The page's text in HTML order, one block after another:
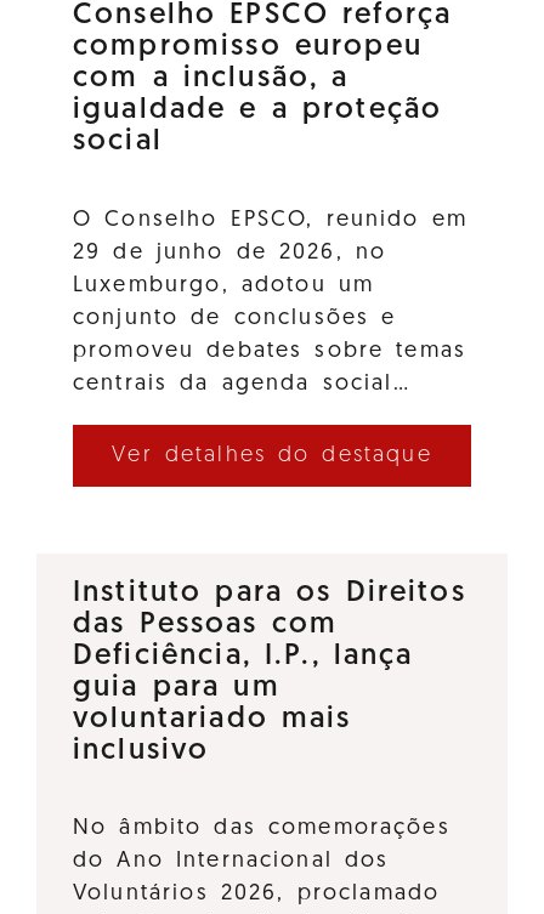
Conselho EPSCO reforça
compromisso europeu
com a inclusão, a
igualdade e a proteção
social
O Conselho EPSCO, reunido em
29 de junho de 2026, no
Luxemburgo, adotou um
conjunto de conclusões e
promoveu debates sobre temas
centrais da agenda social…
Ver detalhes do destaque
Instituto para os Direitos
das Pessoas com
Deficiência, I.P., lança
guia para um
voluntariado mais
inclusivo
No âmbito das comemorações
do Ano Internacional dos
Voluntários 2026, proclamado